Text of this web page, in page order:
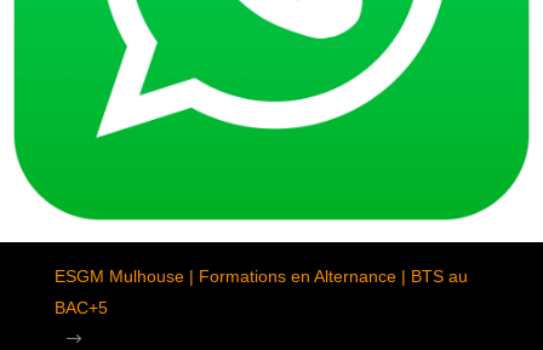
ESGM Mulhouse | Formations en Alternance | BTS au
BAC+5
$